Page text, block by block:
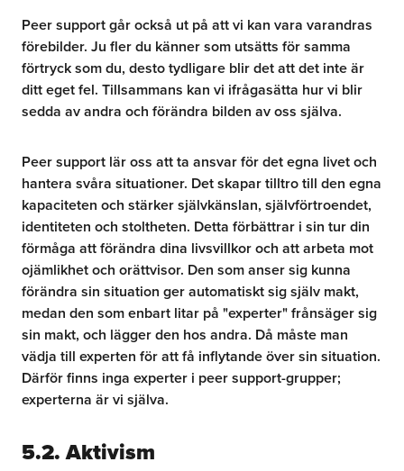
Peer support går också ut på att vi kan vara varandras
förebilder. Ju fler du känner som utsätts för samma
förtryck som du, desto tydligare blir det att det inte är
ditt eget fel. Tillsammans kan vi ifrågasätta hur vi blir
sedda av andra och förändra bilden av oss själva.
Peer support lär oss att ta ansvar för det egna livet och
hantera svåra situationer. Det skapar tilltro till den egna
kapaciteten och stärker självkänslan, självförtroendet,
identiteten och stoltheten. Detta förbättrar i sin tur din
förmåga att förändra dina livsvillkor och att arbeta mot
ojämlikhet och orättvisor. Den som anser sig kunna
förändra sin situation ger automatiskt sig själv makt,
medan den som enbart litar på "experter" frånsäger sig
sin makt, och lägger den hos andra. Då måste man
vädja till experten för att få inflytande över sin situation.
Därför finns inga experter i peer support-grupper;
experterna är vi själva.
5.2. Aktivism